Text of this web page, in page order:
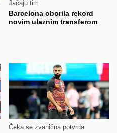
Jačaju tim
Barcelona oborila rekord
novim ulaznim transferom
Čeka se zvanična potvrda